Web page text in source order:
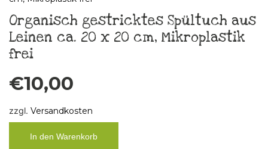
Organisch gestricktes Spültuch aus
Leinen ca. 20 x 20 cm, Mikroplastik
frei
€10,00
zzgl. Versandkosten
In den Warenkorb